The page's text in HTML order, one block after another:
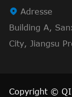
 Adresse
Building A,
City, Jiangsu
Copyright ©